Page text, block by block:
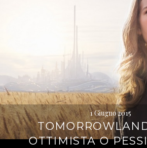
1 Giugno 2015
OTTIMISTA O